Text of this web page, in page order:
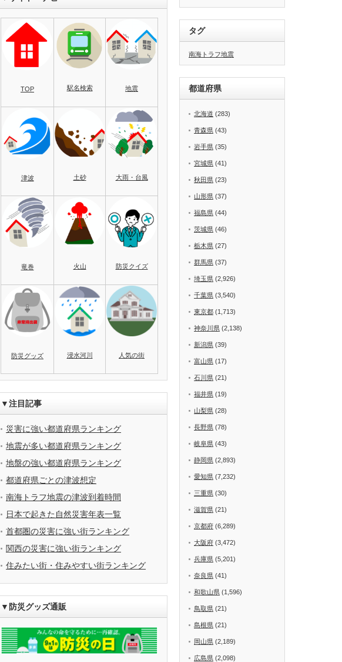
TOP 駅名検索 地震
津波 土砂 大雨・台風
竜巻 火山 防災クイズ
防災グッズ 浸水河川 人気の街
▼注目記事
災害に強い都道府県ランキング
地震が多い都道府県ランキング
地盤の強い都道府県ランキング
都道府県ごとの津波想定
南海トラフ地震の津波到着時間
日本で起きた自然災害年表一覧
首都圏の災害に強い街ランキング
関西の災害に強い街ランキング
住みたい街・住みやすい街ランキング
▼防災グッズ通販
タグ
南海トラフ地震
都道府県
北海道 (283)
青森県 (43)
岩手県 (35)
宮城県 (41)
秋田県 (23)
山形県 (37)
福島県 (44)
茨城県 (46)
栃木県 (27)
群馬県 (37)
埼玉県 (2,926)
千葉県 (3,540)
東京都 (1,713)
神奈川県 (2,138)
新潟県 (39)
富山県 (17)
石川県 (21)
福井県 (19)
山梨県 (28)
長野県 (78)
岐阜県 (43)
静岡県 (2,893)
愛知県 (7,232)
三重県 (30)
滋賀県 (21)
京都府 (6,289)
大阪府 (3,472)
兵庫県 (5,201)
奈良県 (41)
和歌山県 (1,596)
鳥取県 (21)
島根県 (21)
岡山県 (2,189)
広島県 (2,098)